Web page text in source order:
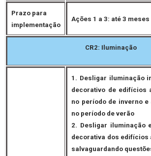
Prazo para
implementação
Ações 1 a 3: até 3 meses
CR2: Iluminação
1. Desligar iluminação
decorativo de edifícios
no período de inverno
no período de verão
2. Desligar iluminação
decorativa dos edifícios
salvaguardando